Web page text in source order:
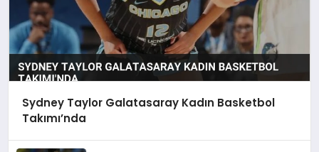
Sydney Taylor Galatasaray Kadın Basketbol
Takımı’nda